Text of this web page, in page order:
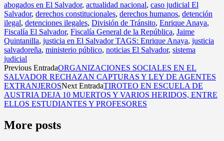
abogados en El Salvador, actualidad nacional, caso judicial El
Salvador, derechos constitucionales, derechos humanos, detención
ilegal, detenciones ilegales, División de Tránsito, Enrique Anaya,
Fiscalía El Salvador, Fiscalía General de la República, Jaime
Quintanilla, justicia en El Salvador TAGS: Enrique Anaya, justicia
salvadoreña, ministerio público, noticias El Salvador, sistema
judicial
Previous EntradaORGANIZACIONES SOCIALES EN EL
SALVADOR RECHAZAN CAPTURAS Y LEY DE AGENTES
EXTRANJEROSNext EntradaTIROTEO EN ESCUELA DE
AUSTRIA DEJA 10 MUERTOS Y VARIOS HERIDOS, ENTRE
ELLOS ESTUDIANTES Y PROFESORES
More posts